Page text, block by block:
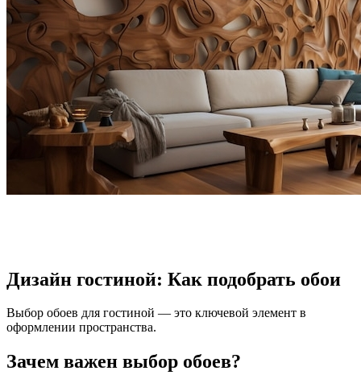
Дизайн гостиной: Как подобрать обои
Выбор обоев для гостиной — это ключевой элемент в
оформлении пространства.
Зачем важен выбор обоев?